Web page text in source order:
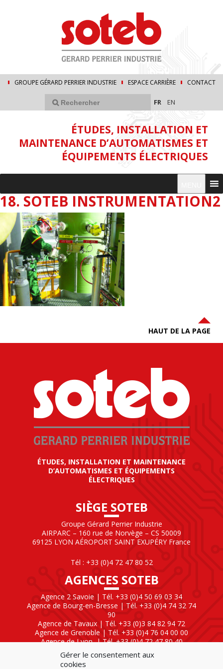
Gérer le consentement aux
cookies
GROUPE GÉRARD PERRIER INDUSTRIE ESPACE CARRIÈRE CONTACT
FR EN
ÉTUDES, INSTALLATION ET
MAINTENANCE D’AUTOMATISMES ET
ÉQUIPEMENTS ÉLECTRIQUES
18. SOTEB INSTRUMENTATION2
HAUT DE LA PAGE
ÉTUDES, INSTALLATION ET MAINTENANCE
D’AUTOMATISMES ET ÉQUIPEMENTS
ÉLECTRIQUES
SIÈGE SOTEB
Groupe Gérard Perrier Industrie
AIRPARC – 160 rue de Norvège – CS 50009
69125 LYON AÉROPORT SAINT EXUPÉRY France
Tél : +33 (0)4 72 47 80 52
AGENCES SOTEB
Agence 2 Savoie | Tél. +33 (0)4 50 69 03 34
Agence de Bourg-en-Bresse | Tél. +33 (0)4 74 32 74
90
Agence de Tavaux | Tél. +33 (0)3 84 82 94 72
Agence de Grenoble | Tél. +33 (0)4 76 04 00 00
Agence de Lyon | Tél. +33 (0)4 72 47 80 40
SOTEB NATIONAL ELEKTRO